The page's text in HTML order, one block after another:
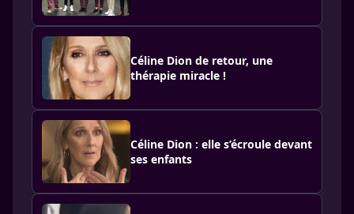
Céline Dion de retour, une
thérapie miracle !
Céline Dion : elle s’écroule devant
ses enfants